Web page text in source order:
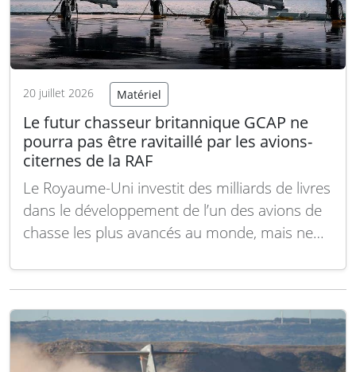
20 juillet 2026 Matériel
Le futur chasseur britannique GCAP ne
pourra pas être ravitaillé par les avions-
citernes de la RAF
Le Royaume-Uni investit des milliards de livres
dans le développement de l’un des avions de
chasse les plus avancés au monde, mais ne
capables de le soutenir en vol. La Royal Air
du programme Global Combat Air…Lire la
suite